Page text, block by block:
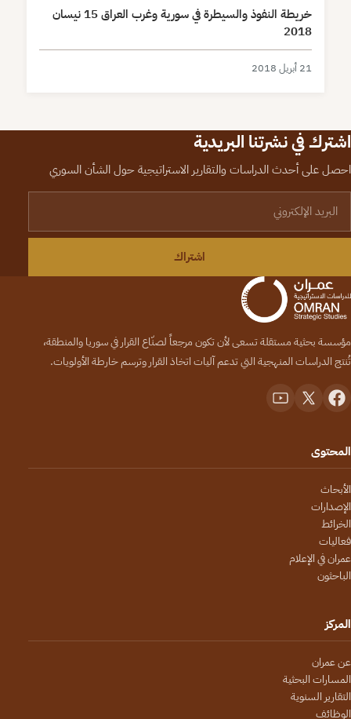
خريطة النفوذ والسيطرة في سورية وغرب العراق 15 نيسان
2018
21 أبريل 2018
اشترك في نشرتنا البريدية
احصل على أحدث الدراسات والتقارير الاستراتيجية حول الشأن السوري
اشتراك
مؤسسة بحثية مستقلة تسعى لأن تكون مرجعاً لصنّاع القرار في سوريا والمنطقة،
تُنتج الدراسات المنهجية التي تدعم آليات اتخاذ القرار وترسم خارطة الأولويات.
المحتوى
الأبحاث
الإصدارات
الخرائط
فعاليات
عمران في الإعلام
الباحثون
المركز
عن عمران
المسارات البحثية
التقارير السنوية
الوظائف